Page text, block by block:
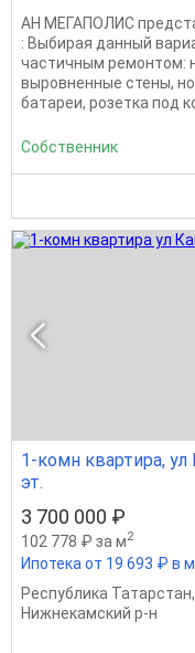
АН МЕГАПОЛИС
: Выбирая данный
частичным ремонтом:
выровненные стены,
батареи, розетка под
Собственник
1-комн квартира, ул
эт.
3 700 000 ₽
102 778 ₽ за м2
Ипотека от 19 693 ₽ в
Республика Татарстан,
Нижнекамский р-н